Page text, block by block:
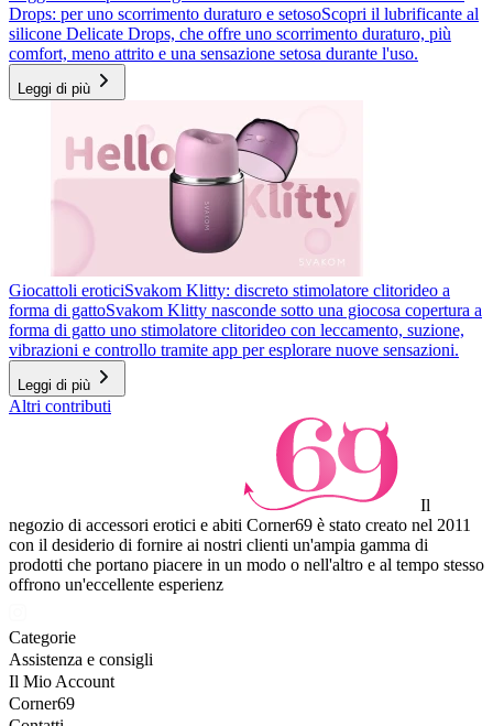
Drops: per uno scorrimento duraturo e setosoScopri il lubrificante al
silicone Delicate Drops, che offre uno scorrimento duraturo, più
comfort, meno attrito e una sensazione setosa durante l'uso.
Leggi di più
Giocattoli eroticiSvakom Klitty: discreto stimolatore clitorideo a
forma di gattoSvakom Klitty nasconde sotto una giocosa copertura a
forma di gatto uno stimolatore clitorideo con leccamento, suzione,
vibrazioni e controllo tramite app per esplorare nuove sensazioni.
Leggi di più
Altri contributi
Il
negozio di accessori erotici e abiti Corner69 è stato creato nel 2011
con il desiderio di fornire ai nostri clienti un'ampia gamma di
prodotti che portano piacere in un modo o nell'altro e al tempo stesso
offrono un'eccellente esperienz
Categorie
Assistenza e consigli
Il Mio Account
Corner69